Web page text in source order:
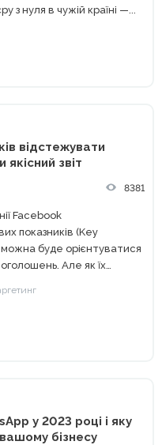
з нуля в чужій країні —...
відстежувати
звіт
8381
Facebook
показників (Key
буде орієнтуватися
Але як їх
їх всі...
у 2023 році і яку
бізнесу